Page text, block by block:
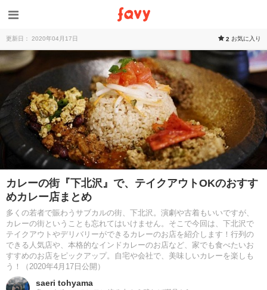
更新日： 2020年04月17日 2 お気に入り
カレーの街『下北沢』で、テイクアウトOKのおすす
めカレー店まとめ
多くの若者で賑わうサブカルの街、下北沢。演劇や古着もいいですが、
カレーの街ということも忘れてはいけません。そこで今回は、下北沢で
テイクアウトやデリバリーができるカレーのお店を紹介します！行列の
できる人気店や、本格的なインドカレーのお店など、家でも食べたいお
すすめのお店をピックアップ。自宅や会社で、美味しいカレーを楽しも
う！（2020年4月17日公開）
saeri tohyama